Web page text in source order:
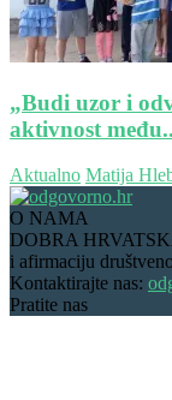
„Budi uzor i
aktivnost
Aktualno Matija
O NAMA
DOBRA
i afirmaciju
Kontaktirajte nas:
Pratite nas